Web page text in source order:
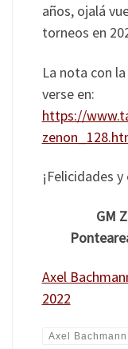
años, ojalá
torneos en
La nota con
verse en:
https://
¡Felicidades
GM
Axel
2022
Axel Bachmann